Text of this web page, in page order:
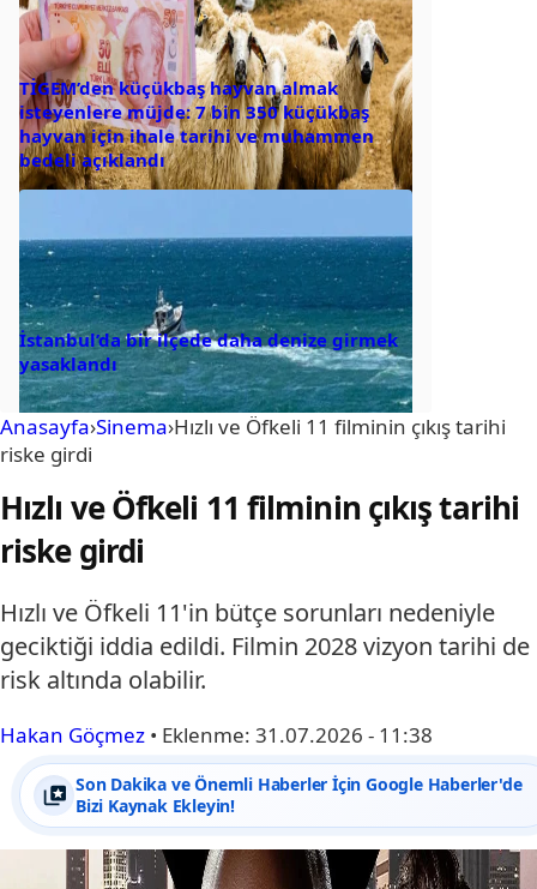
TİGEM’den küçükbaş hayvan almak
isteyenlere müjde: 7 bin 350 küçükbaş
hayvan için ihale tarihi ve muhammen
bedeli açıklandı
İstanbul’da bir ilçede daha denize girmek
yasaklandı
Anasayfa›Sinema›Hızlı ve Öfkeli 11 filminin çıkış tarihi
riske girdi
Hızlı ve Öfkeli 11 filminin çıkış tarihi
riske girdi
Hızlı ve Öfkeli 11'in bütçe sorunları nedeniyle
geciktiği iddia edildi. Filmin 2028 vizyon tarihi de
risk altında olabilir.
Hakan Göçmez • Eklenme: 31.07.2026 - 11:38
Son Dakika ve Önemli Haberler İçin Google Haberler'de
Bizi Kaynak Ekleyin!